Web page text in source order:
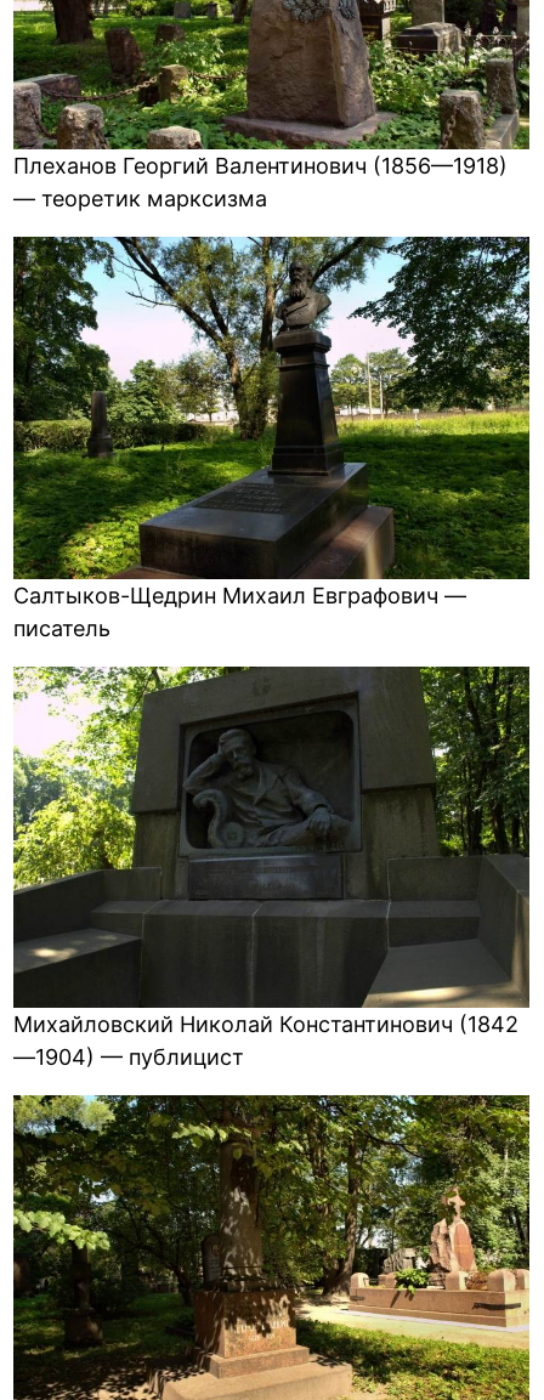
Плеханов Георгий Валентинович (1856—1918)
— теоретик марксизма
Салтыков-Щедрин Михаил Евграфович —
писатель
Михайловский Николай Константинович (1842
—1904) — публицист